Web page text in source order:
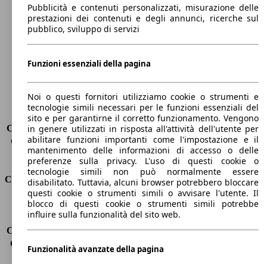
Lunghezza
4780 mm
Altezza
1400 mm
Larghezza
Peso massimo
-
Sedili
5
Carico sul tetto
-
Capacità di traino (senza freni) -
Capacità di traino (con freni)
1900 kg
Volume del bagagliaio
505 - 1510 l
Consumi
Emissioni di CO2*
208 g/km (komb.)
Consumo (urbano)
11.5 l/100km
Consumo (extra-urbano) 7.2 l/100km
Consumo (combinato)*
8.8 l/100km
Pubblicità e contenuti personalizzati, misurazione delle
prestazioni dei contenuti e degli annunci, ricerche sul
pubblico, sviluppo di servizi
Funzioni essenziali della pagina
Noi o questi fornitori utilizziamo cookie o strumenti e
tecnologie simili necessari per le funzioni essenziali del
sito e per garantirne il corretto funzionamento. Vengono
in genere utilizzati in risposta all'attività dell'utente per
abilitare funzioni importanti come l'impostazione e il
mantenimento delle informazioni di accesso o delle
preferenze sulla privacy. L'uso di questi cookie o
tecnologie simili non può normalmente essere
disabilitato. Tuttavia, alcuni browser potrebbero bloccare
questi cookie o strumenti simili o avvisare l'utente. Il
blocco di questi cookie o strumenti simili potrebbe
influire sulla funzionalità del sito web.
Funzionalità avanzate della pagina